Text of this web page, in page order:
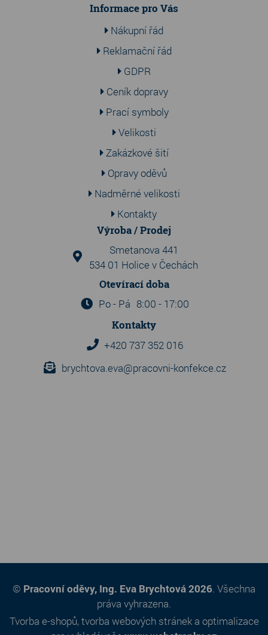
Informace pro Vás
Nákupní řád
Reklamační řád
GDPR
Ceník dopravy
Prací symboly
Velikosti
Zakázkové šití
Opravy oděvů
Nadměrné velikosti
Kontakty
Výroba / Prodej
Smetanova 441
534 01 Holice v Čechách
Otevírací doba
Po - Pá 8:00 - 17:00
Kontakty
+420 737 352 016
brychtova.eva@pracovni-konfekce.cz
© Pracovní oděvy, Ing. Eva Brychtová 2026. Všechna
práva vyhrazena.
Tvorba e-shopů,tvorba webových stráneka optimalizace